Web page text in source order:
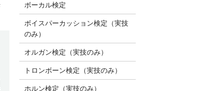
ボーカル検定
ボイスパーカッション検定（実技
のみ）
オルガン検定（実技のみ）
トロンボーン検定（実技のみ）
ホルン検定（実技のみ）